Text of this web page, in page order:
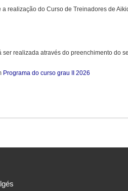
realização do Curso de Treinadores de
realizada através do preenchimento do
Programa do curso grau II 2026